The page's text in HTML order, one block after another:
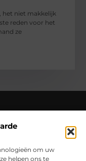
om uw
helpen ons te
het niet makkelijk
reden voor het
ze
vastgelegd in
en artikelen die het
licht zetten.